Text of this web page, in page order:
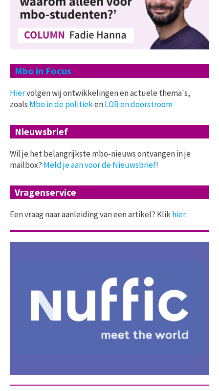
Mbo in Focus
Hiervolgen wij ontwikkelingen en actuele thema's,
zoals Mbo in de politiekenLOB en doorstroom
Nieuwsbrief
Wil je het belangrijkste mbo-nieuws ontvangen in je
mailbox? Meld je aan voor de Nieuwsbrief!
Vragenservice
Een vraag naar aanleiding van een artikel? Klikhier.